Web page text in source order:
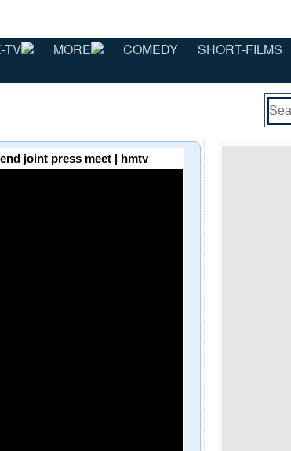
TV MORE COMEDY SHORT-FILMS
joint press meet | hmtv